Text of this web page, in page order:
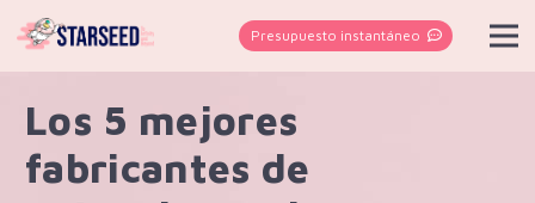
Presupuesto instantáneo
Los 5 mejores
fabricantes de